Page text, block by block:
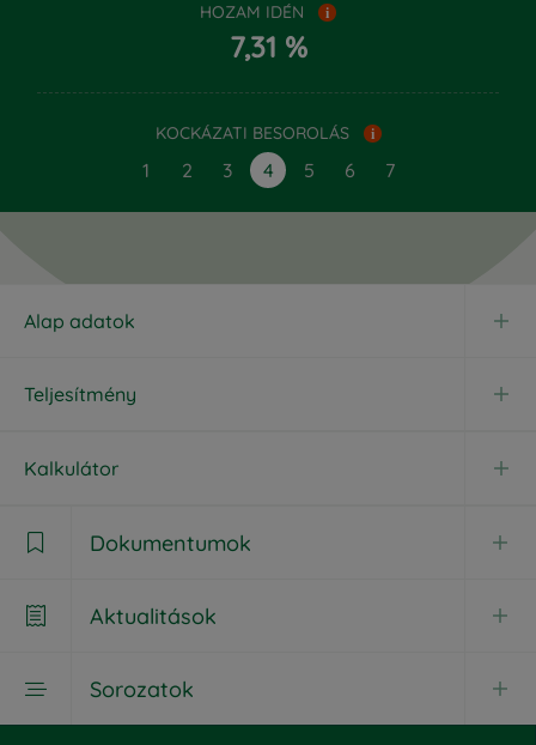
HOZAM IDÉN i
7,31 %
KOCKÁZATI BESOROLÁS i
1 2 3 4 5 6 7
Alap adatok
Teljesítmény
Kalkulátor
 Dokumentumok
Dokumentumok
 Aktualitások
Aktualitások
 Sorozatok